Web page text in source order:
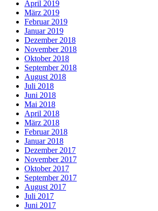
April 2019
März 2019
Februar 2019
Januar 2019
Dezember 2018
November 2018
Oktober 2018
September 2018
August 2018
Juli 2018
Juni 2018
Mai 2018
April 2018
März 2018
Februar 2018
Januar 2018
Dezember 2017
November 2017
Oktober 2017
September 2017
August 2017
Juli 2017
Juni 2017